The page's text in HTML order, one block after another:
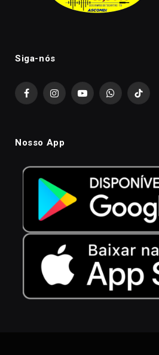
Siga-nós
FacebookInstagramYouTubeWhatsAppTikTok
Nosso App